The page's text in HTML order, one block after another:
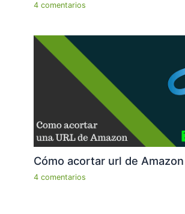
4 comentarios
Cómo acortar url de
4 comentarios